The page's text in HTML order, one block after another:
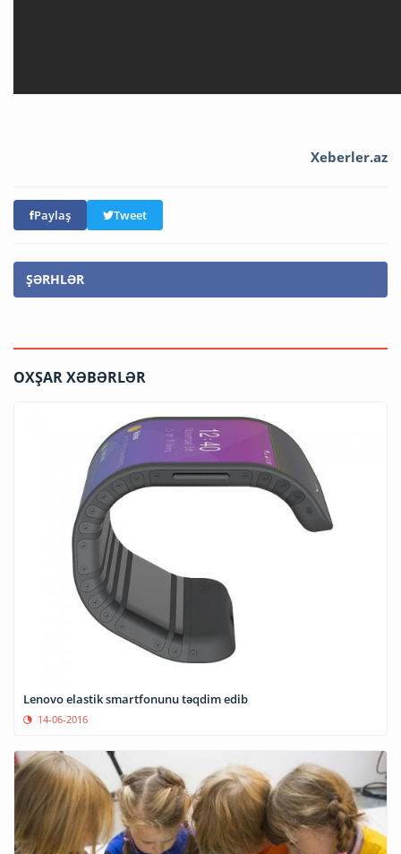
Xeberler.az
Paylaş Tweet
ŞƏRHLƏR
OXŞAR XƏBƏRLƏR
Lenovo elastik smartfonunu təqdim edib
14-06-2016